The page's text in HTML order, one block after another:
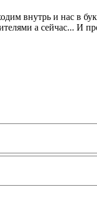
внутрь и нас в
а сейчас...